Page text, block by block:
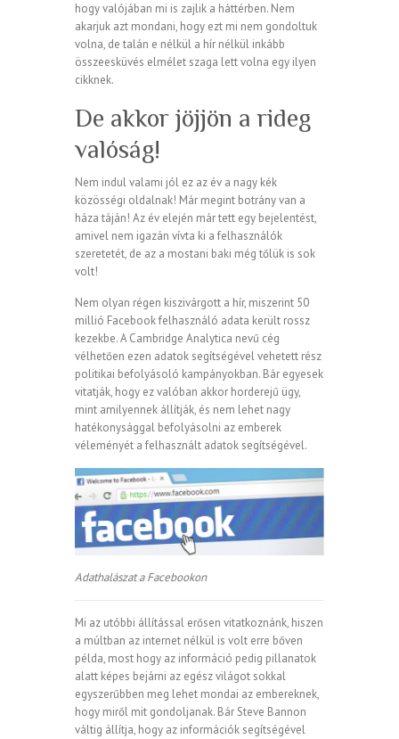
hogy valójában mi is zajlik a háttérben. Nem
akarjuk azt mondani, hogy ezt mi nem gondoltuk
volna, de talán e nélkül a hír nélkül inkább
összeesküvés elmélet szaga lett volna egy ilyen
cikknek.
De akkor jöjjön a rideg
valóság!
Nem indul valami jól ez az év a nagy kék
közösségi oldalnak! Már megint botrány van a
háza táján! Az év elején már tett egy bejelentést,
amivel nem igazán vívta ki a felhasználók
szeretetét, de az a mostani baki még tőlük is sok
volt!
Nem olyan régen kiszivárgott a hír, miszerint 50
millió Facebook felhasználó adata került rossz
kezekbe. A Cambridge Analytica nevű cég
vélhetően ezen adatok segítségével vehetett rész
politikai befolyásoló kampányokban. Bár egyesek
vitatják, hogy ez valóban akkor horderejű ügy,
mint amilyennek állítják, és nem lehet nagy
hatékonysággal befolyásolni az emberek
véleményét a felhasznált adatok segítségével.
Adathalászat a Facebookon
Mi az utóbbi állítással erősen vitatkoznánk, hiszen
a múltban az internet nélkül is volt erre bőven
példa, most hogy az információ pedig pillanatok
alatt képes bejárni az egész világot sokkal
egyszerűbben meg lehet mondai az embereknek,
hogy miről mit gondoljanak. Bár Steve Bannon
váltig állítja, hogy az információk segítségével